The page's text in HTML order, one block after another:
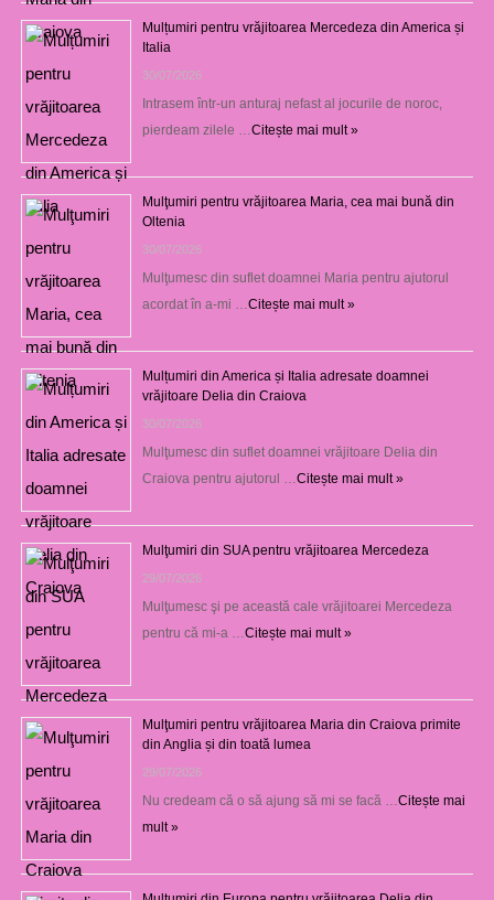
Mulțumiri pentru vrăjitoarea Mercedeza din America și
Italia
30/07/2026
Intrasem într-un anturaj nefast al jocurile de noroc,
pierdeam zilele … Citește mai mult »
Mulţumiri pentru vrăjitoarea Maria, cea mai bună din
Oltenia
30/07/2026
Mulţumesc din suflet doamnei Maria pentru ajutorul
acordat în a-mi … Citește mai mult »
Mulțumiri din America și Italia adresate doamnei
vrăjitoare Delia din Craiova
30/07/2026
Mulţumesc din suflet doamnei vrăjitoare Delia din
Craiova pentru ajutorul … Citește mai mult »
Mulţumiri din SUA pentru vrăjitoarea Mercedeza
29/07/2026
Mulţumesc şi pe această cale vrăjitoarei Mercedeza
pentru că mi-a … Citește mai mult »
Mulţumiri pentru vrăjitoarea Maria din Craiova primite
din Anglia și din toată lumea
29/07/2026
Nu credeam că o să ajung să mi se facă … Citește mai
mult »